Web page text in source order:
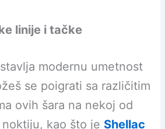
linije i tačke
modernu umetnost
se poigrati sa različitim
ovih šara na nekoj od
kao što je Shellac